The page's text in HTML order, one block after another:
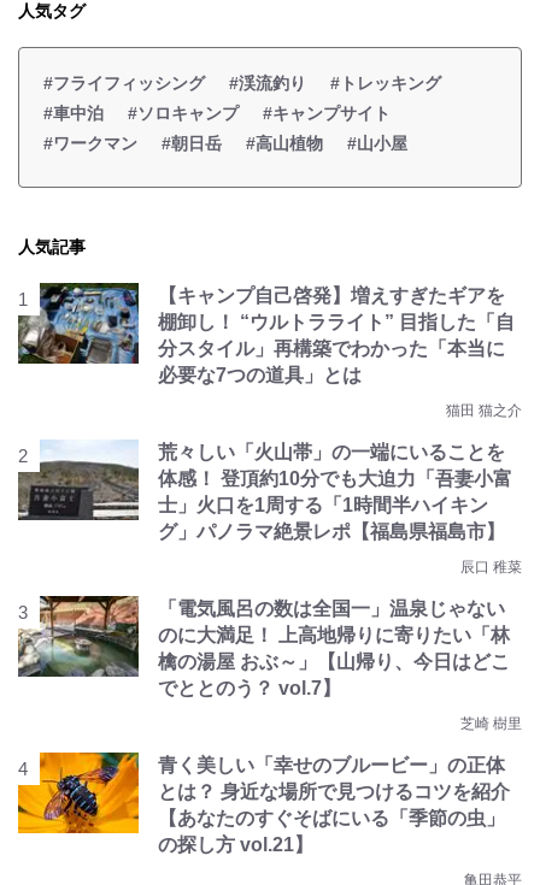
人気タグ
#フライフィッシング #渓流釣り
#トレッキング
#車中泊
#ソロキャンプ
#キャンプサイト
#ワークマン
#朝日岳 #高山植物 #山小屋
人気記事
【キャンプ自己啓発】増えすぎたギアを
棚卸し！ “ウルトラライト” 目指した「自
分スタイル」再構築でわかった「本当に
必要な7つの道具」とは
猫田 猫之介
荒々しい「火山帯」の一端にいることを
体感！ 登頂約10分でも大迫力「吾妻小富
士」火口を1周する「1時間半ハイキン
グ」パノラマ絶景レポ【福島県福島市】
辰口 稚菜
「電気風呂の数は全国一」温泉じゃない
のに大満足！ 上高地帰りに寄りたい「林
檎の湯屋 おぶ～」【山帰り、今日はどこ
でととのう？ vol.7】
芝崎 樹里
青く美しい「幸せのブルービー」の正体
とは？ 身近な場所で見つけるコツを紹介
【あなたのすぐそばにいる「季節の虫」
の探し方 vol.21】
亀田恭平